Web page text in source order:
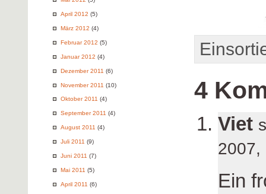
April 2012 (5)
März 2012 (4)
Februar 2012 (5)
Januar 2012 (4)
Dezember 2011 (6)
November 2011 (10)
Oktober 2011 (4)
September 2011 (4)
August 2011 (4)
Juli 2011 (9)
Juni 2011 (7)
Mai 2011 (5)
April 2011 (6)
4
Viet
Ein